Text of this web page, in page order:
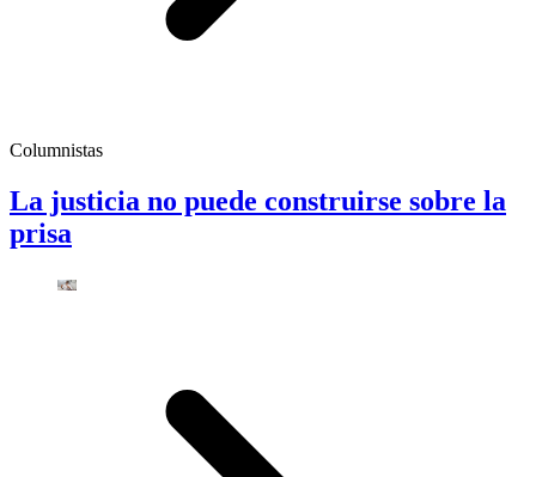
Columnistas
La justicia no puede construirse sobre la
prisa